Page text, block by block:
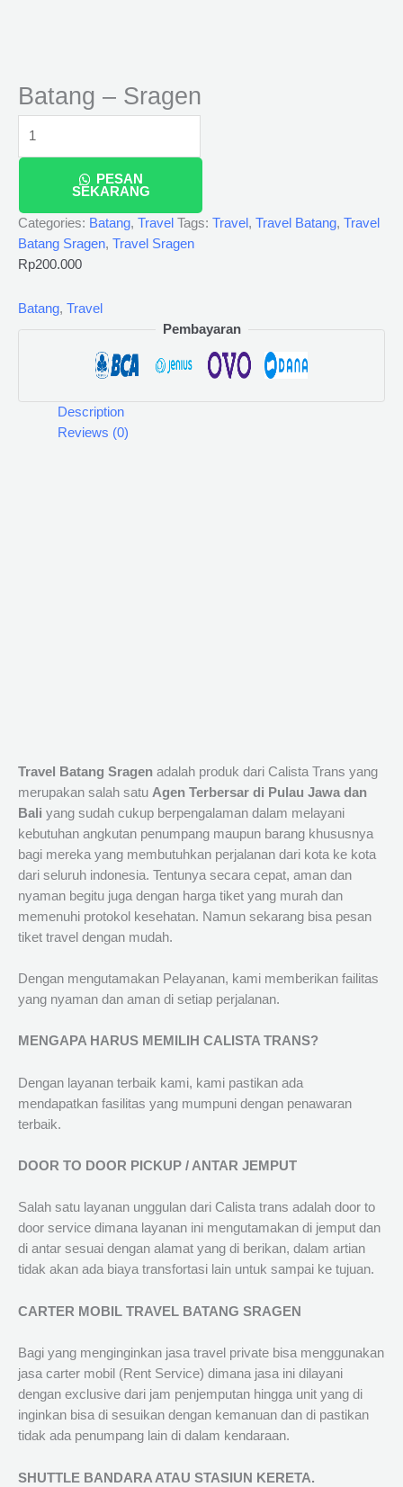
Batang – Sragen
PESAN
SEKARANG
Categories: Batang, Travel Tags: Travel , Travel Batang, Travel
Batang Sragen, Travel Sragen
Rp200.000
Batang, Travel
Pembayaran
Description
Reviews (0)
Travel Batang Sragen adalah produk dari Calista Trans yang
merupakan salah satu Agen Terbersar di Pulau Jawa dan
Bali yang sudah cukup berpengalaman dalam melayani
kebutuhan angkutan penumpang maupun barang khususnya
bagi mereka yang membutuhkan perjalanan dari kota ke kota
dari seluruh indonesia. Tentunya secara cepat, aman dan
nyaman begitu juga dengan harga tiket yang murah dan
memenuhi protokol kesehatan. Namun sekarang bisa pesan
tiket travel dengan mudah.
Dengan mengutamakan Pelayanan, kami memberikan failitas
yang nyaman dan aman di setiap perjalanan.
MENGAPA HARUS MEMILIH CALISTA TRANS?
Dengan layanan terbaik kami, kami pastikan ada
mendapatkan fasilitas yang mumpuni dengan penawaran
terbaik.
DOOR TO DOOR PICKUP / ANTAR JEMPUT
Salah satu layanan unggulan dari Calista trans adalah door to
door service dimana layanan ini mengutamakan di jemput dan
di antar sesuai dengan alamat yang di berikan, dalam artian
tidak akan ada biaya transfortasi lain untuk sampai ke tujuan.
CARTER MOBIL TRAVEL BATANG SRAGEN
Bagi yang menginginkan jasa travel private bisa menggunakan
jasa carter mobil (Rent Service) dimana jasa ini dilayani
dengan exclusive dari jam penjemputan hingga unit yang di
inginkan bisa di sesuikan dengan kemanuan dan di pastikan
tidak ada penumpang lain di dalam kendaraan.
SHUTTLE BANDARA ATAU STASIUN KERETA.